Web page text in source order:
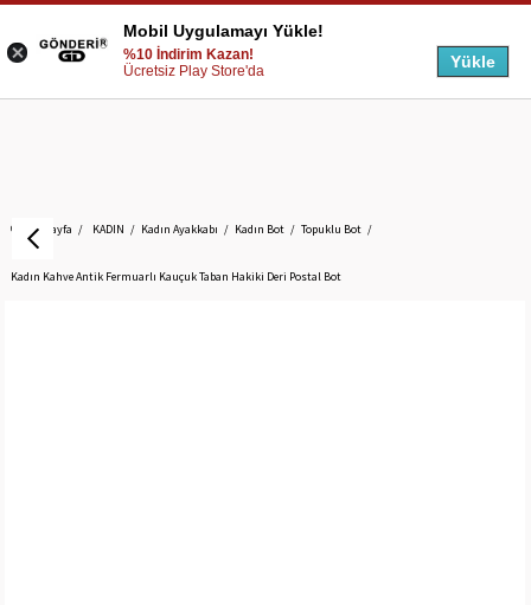
Anasayfa KADIN Kadın Ayakkabı Kadın Bot Topuklu Bot
Kadın Kahve Antik Fermuarlı Kauçuk Taban Hakiki Deri Postal Bot
Mobil Uygulamayı Yükle!
%10 İndirim Kazan!
Ücretsiz Play Store'da
Yükle